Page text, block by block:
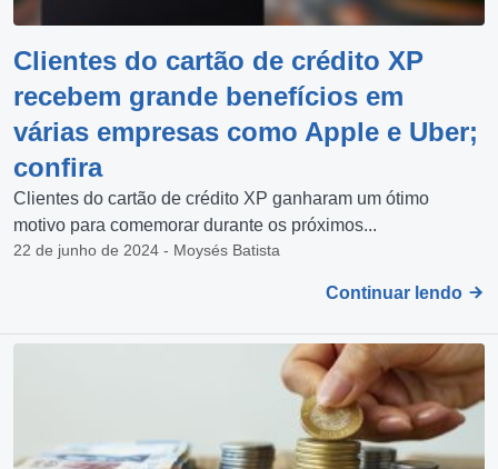
Clientes do cartão de crédito XP
recebem grande benefícios em
várias empresas como Apple e Uber;
confira
Clientes do cartão de crédito XP ganharam um ótimo
motivo para comemorar durante os próximos...
22 de junho de 2024 - Moysés Batista
Continuar lendo